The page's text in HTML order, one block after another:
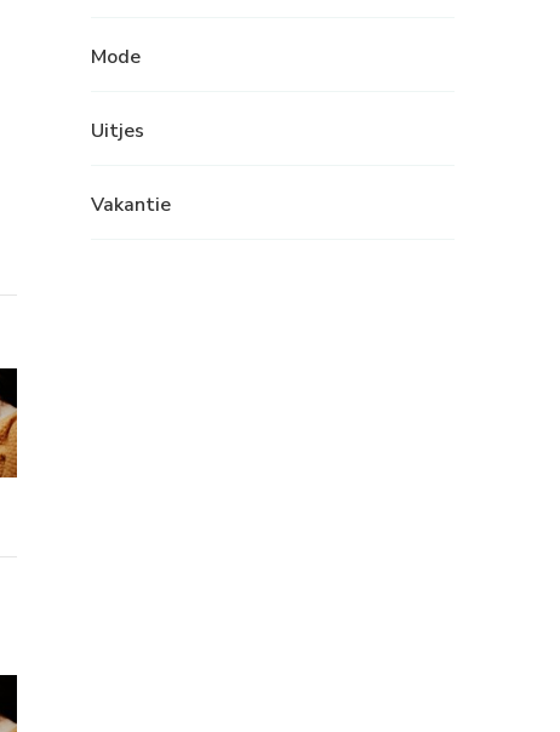
Mode
Uitjes
Vakantie